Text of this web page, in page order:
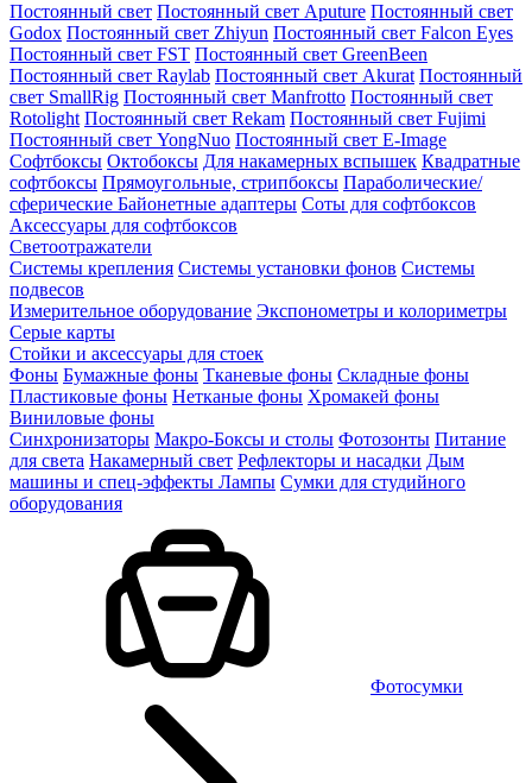
Постоянный свет Постоянный свет Aputure Постоянный свет
Godox Постоянный свет Zhiyun Постоянный свет Falcon Eyes
Постоянный свет FST Постоянный свет GreenBeen
Постоянный свет Raylab Постоянный свет Akurat Постоянный
свет SmallRig Постоянный свет Manfrotto Постоянный свет
Rotolight Постоянный свет Rekam Постоянный свет Fujimi
Постоянный свет YongNuo Постоянный свет E-Image
Софтбоксы Октобоксы Для накамерных вспышек Квадратные
софтбоксы Прямоугольные, стрипбоксы Параболические/
сферические Байонетныe адаптеры Соты для софтбоксов
Аксессуары для софтбоксов
Светоотражатели
Системы крепления Системы установки фонов Системы
подвесов
Измерительное оборудование Экспонометры и колориметры
Серые карты
Стойки и аксессуары для стоек
Фоны Бумажные фоны Тканевые фоны Складные фоны
Пластиковые фоны Нетканые фоны Хромакей фоны
Виниловые фоны
Синхронизаторы Макро-Боксы и столы Фотозонты Питание
для света Накамерный свет Рефлекторы и насадки Дым
машины и спец-эффекты Лампы Сумки для студийного
оборудования
Фотосумки